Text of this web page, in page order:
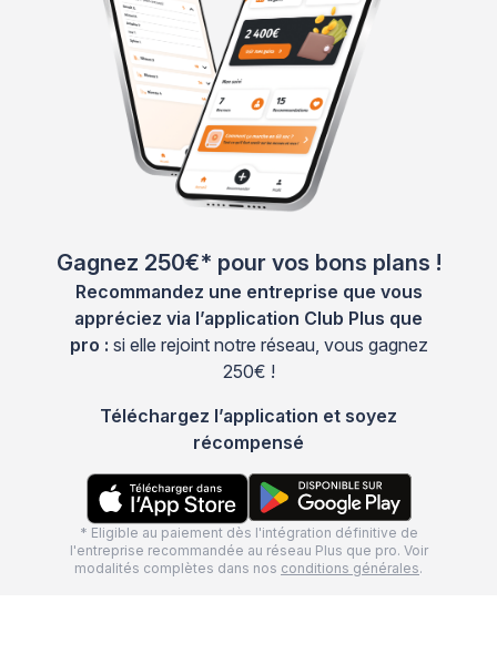
Gagnez 250€* pour vos bons plans !
Recommandez une entreprise que vous
appréciez via l’application Club Plus que
pro : si elle rejoint notre réseau, vous gagnez
250€ !
Téléchargez l’application et soyez
récompensé
* Eligible au paiement dès l'intégration définitive de
l'entreprise recommandée au réseau Plus que pro. Voir
modalités complètes dans nos conditions générales.